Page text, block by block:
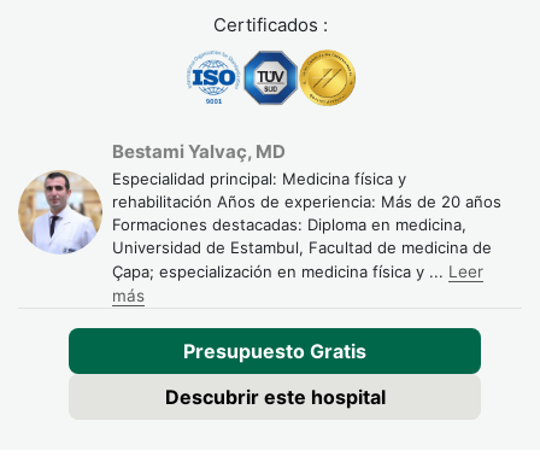
Certificados :
Bestami Yalvaç, MD
Especialidad principal: Medicina física y
rehabilitación Años de experiencia: Más de 20 años
Formaciones destacadas: Diploma en medicina,
Universidad de Estambul, Facultad de medicina de
Çapa; especialización en medicina física y ... Leer
más
Presupuesto Gratis
Descubrir este hospital